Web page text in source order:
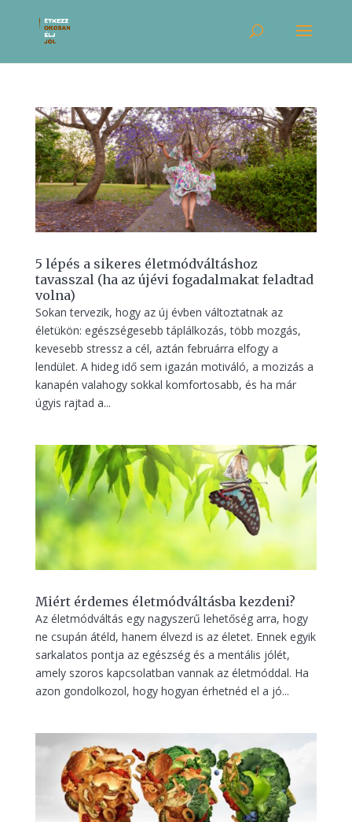
5 lépés a sikeres életmódváltáshoz
tavasszal (ha az újévi fogadalmakat feladtad
volna)
Sokan tervezik, hogy az új évben változtatnak az
életükön: egészségesebb táplálkozás, több mozgás,
kevesebb stressz a cél, aztán februárra elfogy a
lendület. A hideg idő sem igazán motiváló, a mozizás a
kanapén valahogy sokkal komfortosabb, és ha már
úgyis rajtad a...
Miért érdemes életmódváltásba kezdeni?
Az életmódváltás egy nagyszerű lehetőség arra, hogy
ne csupán átéld, hanem élvezd is az életet. Ennek egyik
sarkalatos pontja az egészség és a mentális jólét,
amely szoros kapcsolatban vannak az életmóddal. Ha
azon gondolkozol, hogy hogyan érhetnéd el a jó...